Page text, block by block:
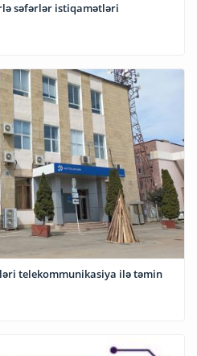
səfərlər istiqamətləri
telekommunikasiya ilə təmin